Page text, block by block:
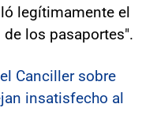
legítimamente el
los pasaportes".
Canciller sobre
insatisfecho al